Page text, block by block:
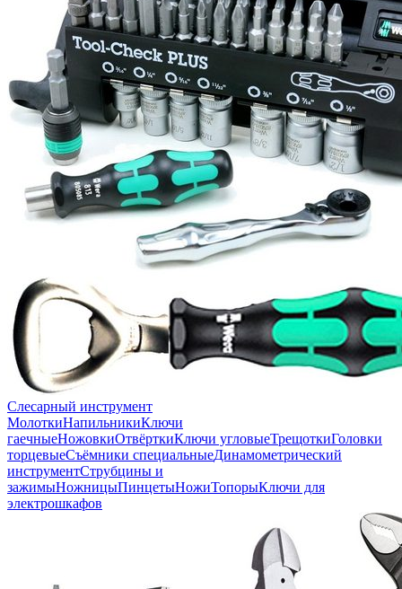
Слесарный инструмент
МолоткиНапильникиКлючи
гаечныеНожовкиОтвёрткиКлючи угловыеТрещоткиГоловки
торцевыеСъёмники специальныеДинамометрический
инструментСтрубцины и
зажимыНожницыПинцетыНожиТопорыКлючи для
электрошкафов